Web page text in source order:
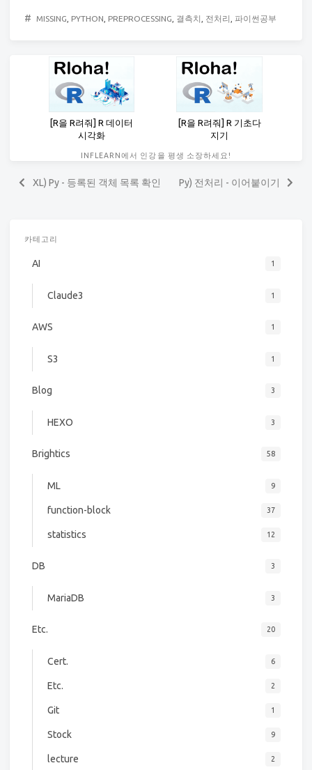
# MISSING PYTHON PREPROCESSING 결측치 전처리 파이썬공부
[R을 R려줘] R 데이터
시각화
[R을 R려줘] R 기초다
지기
INFLEARN에서 인강을 평생 소장하세요!
XL) Py - 등록된 객체 목록 확인 Py) 전처리 - 이어붙이기
카테고리
AI 1
Claude3 1
AWS 1
S3 1
Blog 3
HEXO 3
Brightics 58
ML 9
function-block 37
statistics 12
DB 3
MariaDB 3
Etc. 20
Cert. 6
Etc. 2
Git 1
Stock 9
lecture 2